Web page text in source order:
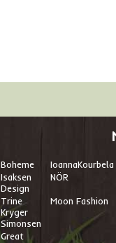
Boheme IoannaKourbela
Isaksen
Design
NÖR
Trine
Kryger
Simonsen
Moon Fashion
Great